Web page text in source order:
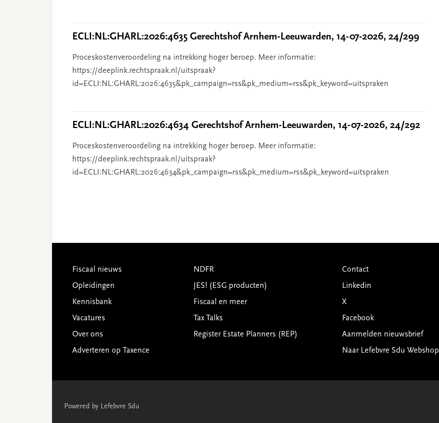
ECLI:NL:GHARL:2026:4635 Gerechtshof Arnhem-Leeuwarden, 14-07-2026, 24/299
Proceskostenveroordeling na intrekking hoger beroep. Meer informatie:
https://deeplink.rechtspraak.nl/uitspraak?
id=ECLI:NL:GHARL:2026:4635&pk_campaign=rss&pk_medium=rss&pk_keyword=uitspraken
ECLI:NL:GHARL:2026:4634 Gerechtshof Arnhem-Leeuwarden, 14-07-2026, 24/292
Proceskostenveroordeling na intrekking hoger beroep. Meer informatie:
https://deeplink.rechtspraak.nl/uitspraak?
id=ECLI:NL:GHARL:2026:4634&pk_campaign=rss&pk_medium=rss&pk_keyword=uitspraken
Footer
Fiscaal nieuws
Opleidingen
Kennisbank
Vacatures
Over ons
Adverteren op Taxence
NDFR
JES! (ESG producten)
Fiscaal en meer
Tax Talks
Register Estate Planners (REP)
Contact
Linkedin
X
Facebook
Aanmelden nieuwsbrief
Naar Lefebvre Sdu Webshop
Powered by Lefebvre Sdu